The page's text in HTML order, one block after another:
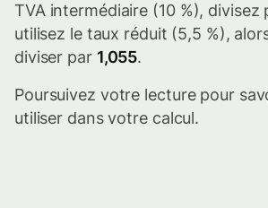
TVA intermédiaire (10 %), divisez
utilisez le taux réduit (5,5 %),
diviser par 1,055.
Poursuivez votre lecture pour
utiliser dans votre calcul.